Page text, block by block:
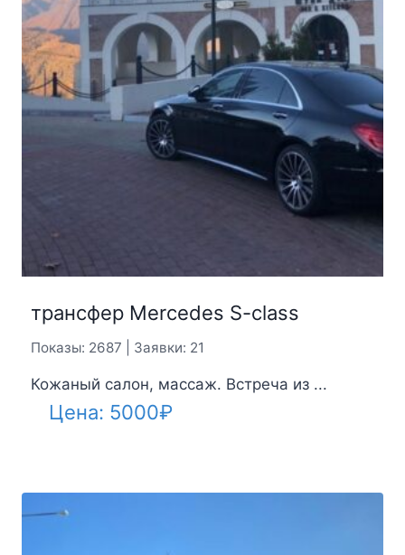
трансфер Mercedes S-class
Показы: 2687 | Заявки: 21
Кожаный салон, массаж. Встреча из ...
Цена: 5000₽